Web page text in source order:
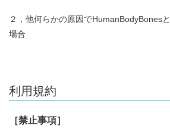
２，他何らかの原因でHumanBodyBones
場合
利用規約
［禁止事項］